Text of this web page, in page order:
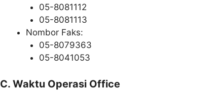
05-8081112
05-8081113
Nombor Faks:
05-8079363
05-8041053
C. Waktu Operasi Office